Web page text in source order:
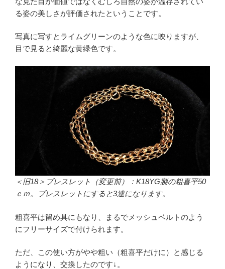
る姿の美しさが評価されたということです。
写真に写すとライムグリーンのような色に映りますが、
目で見ると綺麗な黄緑色です。
＜旧18＞ブレスレット（変更前）：K18YG製の粗喜平50
ｃｍ。ブレスレットにすると3連になります。
粗喜平は留め具にもなり、まるでメッシュベルトのよう
にフリーサイズで付けられます。
ただ、この使い方がやや粗い（粗喜平だけに）と感じる
ようになり、交換したのです↓。